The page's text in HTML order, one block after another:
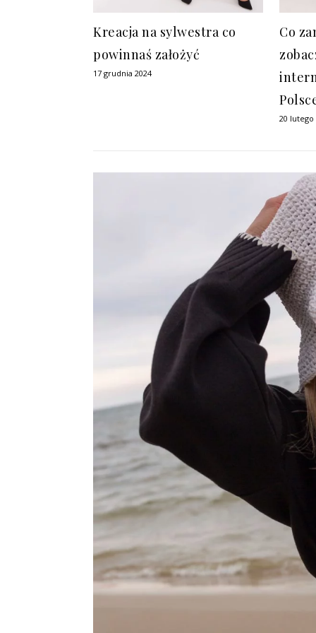
Kreacja na sylwestra co
powinnaś założyć
17 grudnia 2024
Co
20 lutego